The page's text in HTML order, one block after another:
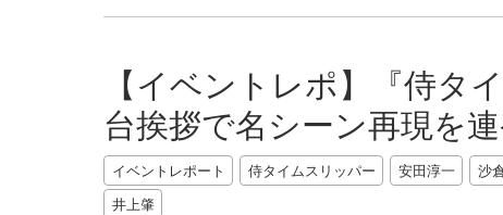
【イベントレポ】『侍タ
台挨拶で名シーン再現を
イベントレポート 侍タイムスリッパー 安田淳一 沙
井上肇